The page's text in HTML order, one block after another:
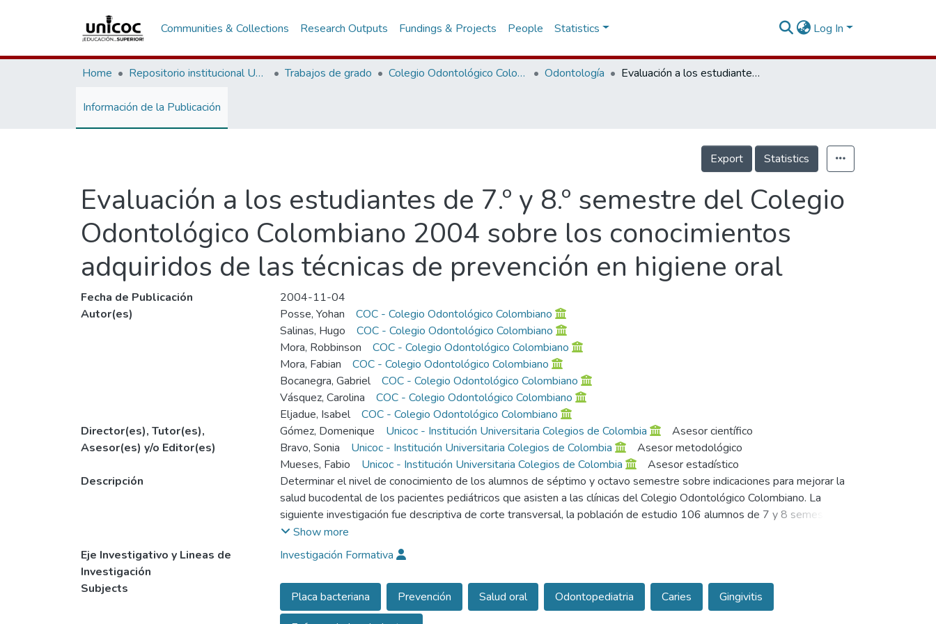
Communities & Collections Research Outputs Fundings & Projects People Statistics Log In
Home Repositorio institucional Unicoc, RI-unicoc Trabajos de grado Colegio Odontológico Colombiano Odontología Evaluación a los estudiantes de 7.º y 8.º semestre del Colegio Odontológico Colombiano 2004 sobre los conocimientos adquiridos de las técnicas de prevención en higiene oral
Información de la Publicación
Export Statistics
Evaluación a los estudiantes de 7.º y 8.º semestre del Colegio
Odontológico Colombiano 2004 sobre los conocimientos
adquiridos de las técnicas de prevención en higiene oral
Fecha de Publicación
2004-11-04
Autor(es)
Posse, Yohan
COC - Colegio Odontológico Colombiano
Salinas, Hugo
COC - Colegio Odontológico Colombiano
Mora, Robbinson
COC - Colegio Odontológico Colombiano
Mora, Fabian
COC - Colegio Odontológico Colombiano
Bocanegra, Gabriel
COC - Colegio Odontológico Colombiano
Vásquez, Carolina
COC - Colegio Odontológico Colombiano
Eljadue, Isabel
COC - Colegio Odontológico Colombiano
Director(es), Tutor(es),
Asesor(es) y/o Editor(es)
Gómez, Domenique Unicoc - Institución Universitaria Colegios de Colombia
Asesor científico
Bravo, Sonia
Unicoc - Institución Universitaria Colegios de Colombia
Asesor metodológico
Mueses, Fabio
Unicoc - Institución Universitaria Colegios de Colombia
Asesor estadístico
Descripción
Determinar el nivel de conocimiento de los alumnos de séptimo y octavo semestre sobre indicaciones para mejorar la
salud bucodental de los pacientes pediátricos que asisten a las clínicas del Colegio Odontológico Colombiano. La
siguiente investigación fue descriptiva de corte transversal, la población de estudio 106 alumnos de 7 y 8 semestre de
ambos géneros, seleccionados por un muestreo aleatorio simple con error de estimación del 5% y nivel de confiabilidad
de 95%. Se analizaron variables relacionadas con las instrucciones tales como técnicas de cepillado, edades iniciales a
consulta odontológica, edades para utilización de enjuagues, seda dental y otros elementos; ayudas didácticas para
enseñanzas a pacientes pediátricos. De toda la población evaluada el 96.8% de alumnos de 7 semestre se consideran
aptos para instruir en prevención. El 93% de 8 semestre se considera apto para la misma acción evaluada. Se analizó
además un bajo porcentaje de conocimiento entre los semestres evaluados en cuanto a técnicas de prevención. Es
Show more
Eje Investigativo y Lineas de
Investigación
Investigación Formativa
Subjects
Placa bacteriana Prevención Salud oral Odontopediatria Caries
Gingivitis